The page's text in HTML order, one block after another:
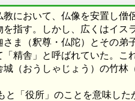
において、仏像を安置し僧
指す。しかし、広くはイス
ま（釈尊・仏陀）とその弟
精舎」と呼ばれていた。こ
（おうしゃじょう）の竹
と「役所」のことを意味し